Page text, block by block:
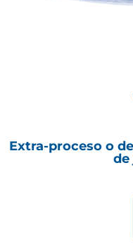
Extra-proceso o